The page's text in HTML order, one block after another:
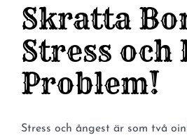
Skratta
Stress och
Problem!
Stress och ångest är som två